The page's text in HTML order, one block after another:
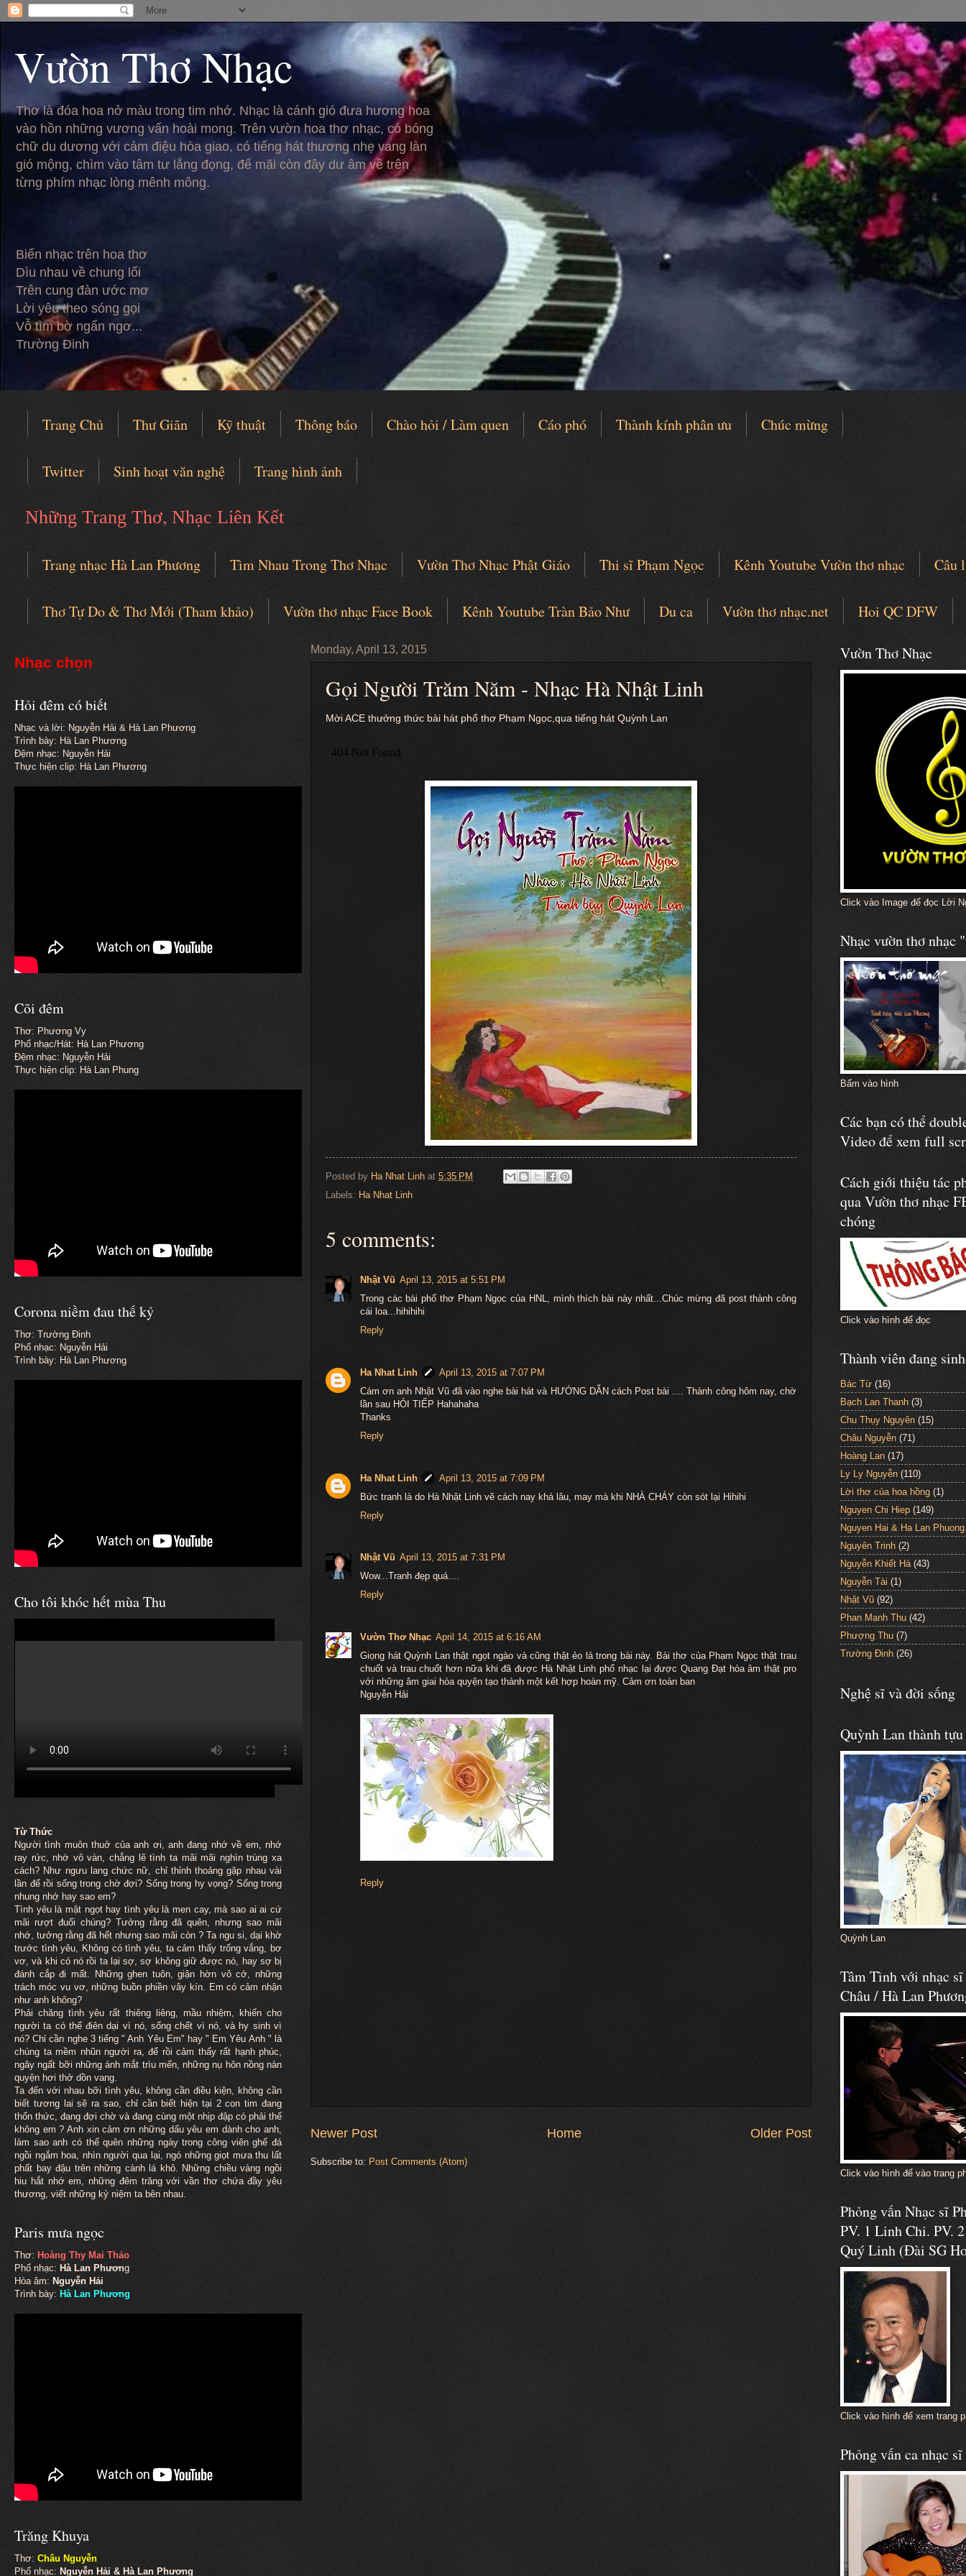
Vườn Thơ Nhạc
Thơ là đóa hoa nở màu trong tim nhớ. Nhạc là cánh gió đưa hương hoa
vào hồn những vương vấn hoài mong. Trên vườn hoa thơ nhạc, có bóng
chữ du dương với cảm điệu hòa giao, có tiếng hát thương nhẹ vang làn
gió mộng, chìm vào tâm tư lắng đọng, để mãi còn đây dư âm về trên
từng phím nhạc lòng mênh mông.
Biển nhạc trên hoa thơ
Dìu nhau về chung lối
Trên cung đàn ước mơ
Lời yêu theo sóng gọi
Vỗ tìm bờ ngẩn ngơ...
Trường Đinh
Trang Chủ Thư Giãn Kỹ thuật Thông báo Chào hỏi / Làm quen Cáo phó Thành kính phân ưu Chúc mừng
Twitter Sinh hoạt văn nghệ Trang hình ảnh
Những Trang Thơ, Nhạc Liên Kết
Trang nhạc Hà Lan Phương Tìm Nhau Trong Thơ Nhạc Vườn Thơ Nhạc Phật Giáo Thi sĩ Phạm Ngọc Kênh Youtube Vườn thơ nhạc
Câu
Thơ Tự Do & Thơ Mới (Tham khảo)
Vườn thơ nhạc Face Book Kênh Youtube Tràn Bảo Như Du ca Vườn thơ nhạc.net Hoi QC DFW
Monday, April 13, 2015
Gọi Người Trăm Năm - Nhạc Hà Nhật Linh
Mời ACE thưởng thức bài hát phổ thơ Phạm Ngọc,qua tiếng hát Quỳnh Lan
Posted by Ha Nhat Linh at 5:35 PM
Labels: Ha Nhat Linh
5 comments:
Nhật Vũ April 13, 2015 at 5:51 PM
Trong các bài phổ thơ Phạm Ngọc của HNL, mình thích bài này nhất...Chúc mừng đã post thành công
cái loa...hihihihi
Reply
Ha Nhat Linh
April 13, 2015 at 7:07 PM
Cám ơn anh Nhật Vũ đã vào nghe bài hát và HƯỚNG DẪN cách Post bài .... Thành công hôm nay, chờ
lần sau HỎI TIẾP Hahahaha
Thanks
Reply
Ha Nhat Linh
April 13, 2015 at 7:09 PM
Bức tranh là do Hà Nhật Linh vẽ cách nay khá lâu, may mà khi NHÀ CHÁY còn sót lại Hihihi
Reply
Nhật Vũ April 13, 2015 at 7:31 PM
Wow...Tranh đẹp quá....
Reply
Vườn Thơ Nhạc April 14, 2015 at 6:16 AM
Giọng hát Quỳnh Lan thật ngọt ngào và cũng thật ẻo lả trong bài này. Bài thơ của Phạm Ngọc thật trau
chuốt và trau chuốt hơn nữa khi đã được Hà Nhật Linh phổ nhạc lại được Quang Đạt hòa âm thật pro
với những âm giai hòa quyện tạo thành một kết hợp hoàn mỹ. Cảm ơn toàn ban
Nguyễn Hải
Reply
Newer Post Older Post
Home
Subscribe to: Post Comments (Atom)
Nhạc chọn
Hỏi đêm có biết
Nhạc và lời: Nguyễn Hải & Hà Lan Phương
Trình bày: Hà Lan Phương
Đệm nhạc: Nguyễn Hải
Thực hiện clip: Hà Lan Phương
Cõi đêm
Thơ: Phương Vy
Phổ nhạc/Hát: Hà Lan Phương
Đệm nhạc: Nguyễn Hải
Thực hiện clip: Hà Lan Phung
Corona niềm đau thế kỷ
Thơ: Trường Đinh
Phổ nhạc: Nguyễn Hải
Trình bày: Hà Lan Phương
Cho tôi khóc hết mùa Thu
Từ Thức
Người tình muônthuở của anh ơi, anh đang nhớ về em, nhớ
ray rức, nhớ vô vàn, chẳng lẽ tình ta mãi mãi nghìn trùng xa
cách? Như ngưu lang chức nữ, chỉ thỉnh thoảng gặp nhau vài
lần để rồi sống trong chờ đợi? Sống trong hy vọng? Sống trong
nhung nhớ hay sao em?
Tình yêu là mật ngọt hay tình yêu là men cay, mà sao ai ai cứ
mãi rượt đuổi chúng? Tưởng rằng đã quên, nhưng sao mãi
nhớ, tưởng rằng đã hết nhưng sao mãi còn ? Ta ngu si, dại khờ
trước tình yêu, Không có tình yêu, ta cảm thấy trống vắng, bơ
vơ, và khi có nó rồi ta lại sợ, sợ không giữ được nó, hay sợ bị
đánh cắp đi mất. Những ghen tuôn, giận hờn vô cớ, những
trách móc vu vơ, những buồn phiền vây kín. Em có cảm nhận
như anh không?
Phải chăng tình yêu rất thiêng liêng, mầu nhiệm, khiến cho
người ta có thể điên dại vì nó, sống chết vì nó, và hy sinh vì
nó? Chỉ cần nghe 3 tiếng " Anh Yêu Em" hay " Em Yêu Anh " là
chúng ta mềm nhũn người ra, để rồi cảm thấy rất hạnh phúc,
ngây ngất bỡi những ánh mắt trìu mến, những nụ hôn nồng nàn
quyện hơi thở dồn vang.
Ta đến với nhau bỡi tình yêu, không cần điều kiện, không cần
biết tương lai sẽ ra sao, chỉ cần biết hiện tại 2 con tim đang
thổn thức, đang đợi chờ và đang cùng một nhịp đập có phải thế
không em ? Anh xin cảm ơn những dấu yêu em dành cho anh,
làm sao anh có thể quên những ngày trong công viên ghế đá
ngồi ngắm hoa, nhìn người qua lại, ngó những giọt mưa thu lất
phất bay đậu trên những cành lá khô. Những chiều vàng ngồi
hiu hắt nhớ em, những đêm trăng với vần thơ chứa đầy yêu
thương, viết những kỷ niệm ta bên nhau.
Paris mưa ngọc
Thơ: Hoàng Thy Mai Thảo
Phổ nhạc: Hà Lan Phương
Hòa âm: Nguyễn Hải
Trình bày: Hà Lan Phương
Trăng Khuya
Thơ: Châu Nguyễn
Phổ nhạc: Nguyễn Hải & Hà Lan Phương
Vườn Thơ Nhạc
Click vào Image để đọc Lời
Nhạc vườn thơ nhạc
Bấm vào hình
Các bạn có thể
Video để xem full
Cách giới thiệu tác
qua Vườn thơ nhạc
chóng
Click vào hình để đọc
Thành viên đang
Bác Từ (16)
Bạch Lan Thanh (3)
Chu Thụy Nguyên (15)
Châu Nguyễn (71)
Hoàng Lan (17)
Ly Ly Nguyễn (110)
Lời thơ của hoa hồng (1)
Nguyen Chi Hiep (149)
Nguyen Hai & Ha Lan Phuong
Nguyên Trinh (2)
Nguyễn Khiết Hà (43)
Nguyễn Tài (1)
Nhật Vũ (92)
Phan Mạnh Thu (42)
Phượng Thu (7)
Trường Đinh (26)
Nghệ sĩ và đời sống
Quỳnh Lan thành
Quỳnh Lan
Tâm Tình với nhạc
Châu / Hà Lan
Click vào hình để vào trang
Phỏng vấn Nhạc sĩ
PV. 1 Linh Chi. PV.
Quý Linh (Đài SG
Click vào hình để xem trang
Phỏng vấn ca nhạc